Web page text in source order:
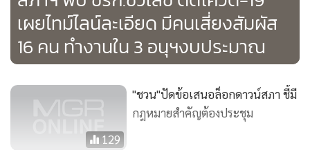
เผยไทม์ไลน์ละเอียด มีคนเสี่ยงสัมผัส
16 คน ทำงานใน 3 อนุฯงบประมาณ
129
"ชวน"ปัดข้อเสนอล็อกดาวน์สภา ชี้มี
กฎหมายสำคัญต้องประชุม